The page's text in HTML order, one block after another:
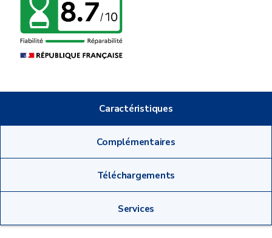
Caractéristiques
Complémentaires
Téléchargements
Services